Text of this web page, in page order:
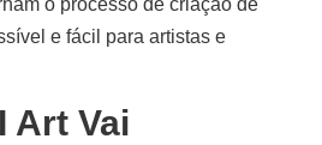
e fácil para artistas e
Art Vai